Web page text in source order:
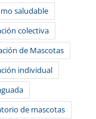
saludable
colectiva
de Mascotas
individual
de mascotas